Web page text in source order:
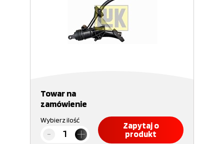
Towar na
zamówienie
Wybierz ilość
Zapytaj o
produkt